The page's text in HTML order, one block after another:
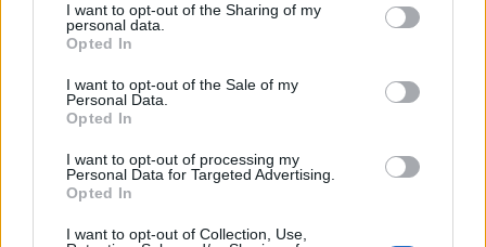
not limited to your visit or usage behaviour. You may click to
grant or deny consent to Google and its third-party tags to
use your data for below specified purposes in below Google
consent section.
I want to opt-out of the Sharing of my
personal data.
Opted In
I want to opt-out of the Sale of my
Personal Data.
Opted In
I want to opt-out of processing my
Personal Data for Targeted Advertising.
Opted In
I want to opt-out of Collection, Use,
McLaren en Mercedes. Brundle benadrukt dat zulke
speculaties
Formule 1. Er zijn de top vier teams – Mercedes,
Ferrari, McLaren en Red Bull. Het is je taak als
teambaas om hetzelfde te doen .